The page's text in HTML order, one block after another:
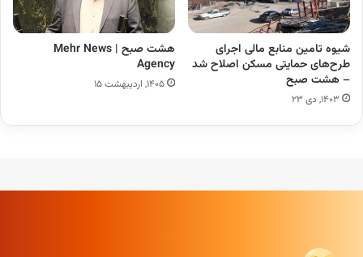
شیوه تامین منابع مالی اجرای
طرح‌های حمایتی مسکن اصلاح شد
– هشت صبح
۱۴۰۳, دی ۲۳
هشت صبح | Mehr News
Agency
۱۴۰۵, اردیبهشت ۱۵